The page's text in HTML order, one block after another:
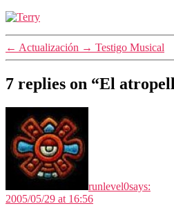
← Actualización → Testigo Musical
7 replies on “El
runlevel0says:
2005/05/29 at 16:56